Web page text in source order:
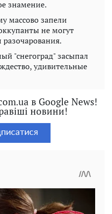
знамение.
массово запели
не могут
разочарования.
"снегоград" засыпал
удивительные
в Google News!
новини!